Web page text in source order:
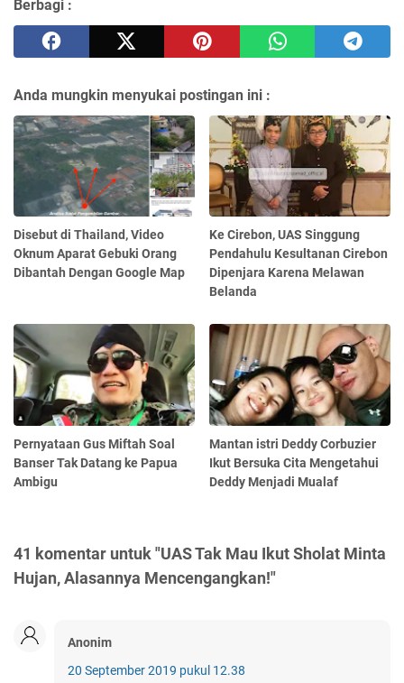
Berbagi :
Anda mungkin menyukai postingan ini :
Disebut di Thailand, Video
Oknum Aparat Gebuki Orang
Dibantah Dengan Google Map
Ke Cirebon, UAS Singgung
Pendahulu Kesultanan Cirebon
Dipenjara Karena Melawan
Belanda
Pernyataan Gus Miftah Soal
Banser Tak Datang ke Papua
Ambigu
Mantan istri Deddy Corbuzier
Ikut Bersuka Cita Mengetahui
Deddy Menjadi Mualaf
41 komentar untuk "UAS Tak Mau Ikut Sholat Minta
Hujan, Alasannya Mencengangkan!"
Anonim
20 September 2019 pukul 12.38